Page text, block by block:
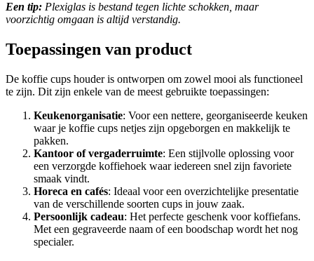
Een tip: Plexiglas is bestand tegen lichte schokken, maar
voorzichtig omgaan is altijd verstandig.
Toepassingen van product
De koffie cups houder is ontworpen om zowel mooi als functioneel
te zijn. Dit zijn enkele van de meest gebruikte toepassingen:
Keukenorganisatie: Voor een nettere, georganiseerde keuken
waar je koffie cups netjes zijn opgeborgen en makkelijk te
pakken.
Kantoor of vergaderruimte: Een stijlvolle oplossing voor
een verzorgde koffiehoek waar iedereen snel zijn favoriete
smaak vindt.
Horeca en cafés: Ideaal voor een overzichtelijke presentatie
van de verschillende soorten cups in jouw zaak.
Persoonlijk cadeau: Het perfecte geschenk voor koffiefans.
Met een gegraveerde naam of een boodschap wordt het nog
specialer.